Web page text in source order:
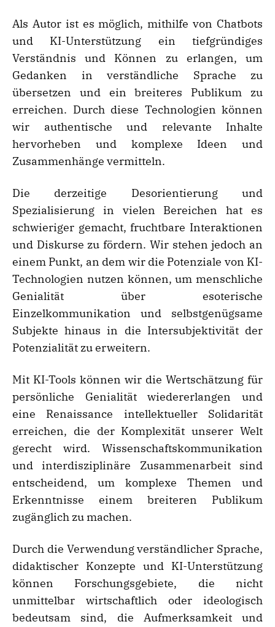
Als Autor ist es möglich, mithilfe von Chatbots
und KI-Unterstützung ein tiefgründiges
Verständnis und Können zu erlangen, um
Gedanken in verständliche Sprache zu
übersetzen und ein breiteres Publikum zu
erreichen. Durch diese Technologien können
wir authentische und relevante Inhalte
hervorheben und komplexe Ideen und
Zusammenhänge vermitteln.
Die derzeitige Desorientierung und
Spezialisierung in vielen Bereichen hat es
schwieriger gemacht, fruchtbare Interaktionen
und Diskurse zu fördern. Wir stehen jedoch an
einem Punkt, an dem wir die Potenziale von KI-
Technologien nutzen können, um menschliche
Genialität über esoterische
Einzelkommunikation und selbstgenügsame
Subjekte hinaus in die Intersubjektivität der
Potenzialität zu erweitern.
Mit KI-Tools können wir die Wertschätzung für
persönliche Genialität wiedererlangen und
eine Renaissance intellektueller Solidarität
erreichen, die der Komplexität unserer Welt
gerecht wird. Wissenschaftskommunikation
und interdisziplinäre Zusammenarbeit sind
entscheidend, um komplexe Themen und
Erkenntnisse einem breiteren Publikum
zugänglich zu machen.
Durch die Verwendung verständlicher Sprache,
didaktischer Konzepte und KI-Unterstützung
können Forschungsgebiete, die nicht
unmittelbar wirtschaftlich oder ideologisch
bedeutsam sind, die Aufmerksamkeit und